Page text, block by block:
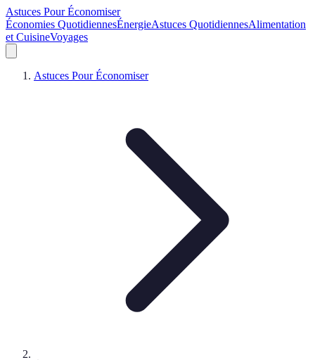
Astuces Pour Économiser
Économies QuotidiennesÉnergieAstuces QuotidiennesAlimentation
et CuisineVoyages
Astuces Pour Économiser